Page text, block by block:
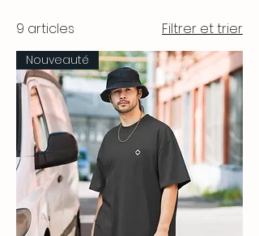
9 articles Filtrer et trier
Nouveauté